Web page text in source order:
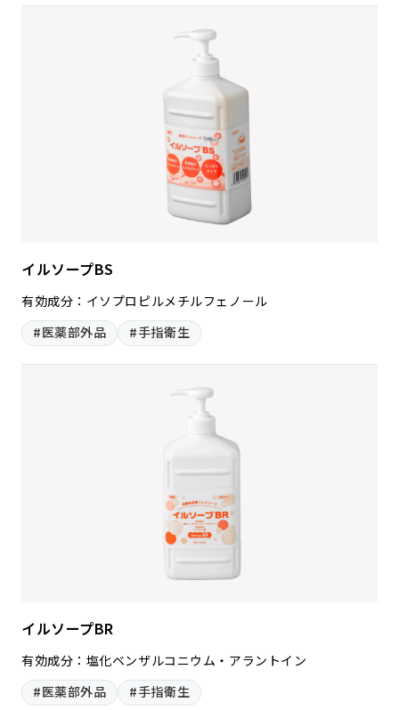
イルソープBS
有効成分：イソプロピルメチルフェノール
#医薬部外品
#手指衛生
イルソープBR
有効成分：塩化ベンザルコニウム・アラントイン
#医薬部外品
#手指衛生